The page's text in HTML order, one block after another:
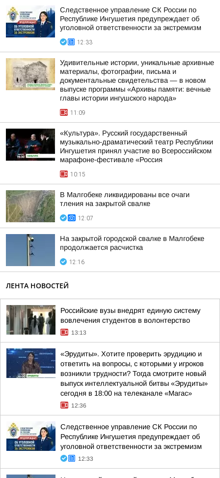
Следственное управление СК России по
Республике Ингушетия предупреждает об
уголовной ответственности за экстремизм
12:33
Удивительные истории, уникальные архивные
материалы, фотографии, письма и
документальные свидетельства — в новом
выпуске программы «Архивы памяти: вечные
главы истории ингушского народа»
11:09
«Культура». Русский государственный
музыкально-драматический театр Республики
Ингушетия принял участие во Всероссийском
марафоне-фестивале «Россия
10:15
В Малгобеке ликвидированы все очаги
тления на закрытой свалке
12:07
На закрытой городской свалке в Малгобеке
продолжается расчистка
12:16
ЛЕНТА НОВОСТЕЙ
Российские вузы внедрят единую систему
вовлечения студентов в волонтерство
13:13
«Эрудиты». Хотите проверить эрудицию и
ответить на вопросы, с которыми у игроков
возникли трудности? Тогда смотрите новый
выпуск интеллектуальной битвы «Эрудиты»
сегодня в 18:00 на телеканале «Магас»
12:36
Следственное управление СК России по
Республике Ингушетия предупреждает об
уголовной ответственности за экстремизм
12:33